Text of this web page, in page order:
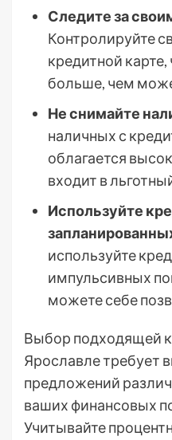
Следите за
Контролируйте
кредитной
больше, чем
Не снимайте
наличных с
облагается
входит в
Используйте
используйте
импульсивных
можете себе
Выбор подходящей
Ярославле требует
предложений
ваших финансовых
Учитывайте